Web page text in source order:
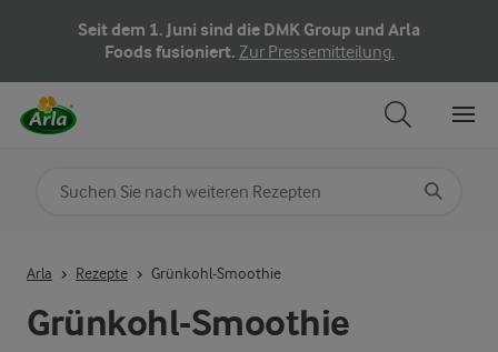
Seit dem 1. Juni sind die DMK Group und Arla
Foods fusioniert. Zur Pressemitteilung.
Grünkohl-Smoothie
Arla Rezepte Grünkohl-Smoothie
Nach Kategorie suchen